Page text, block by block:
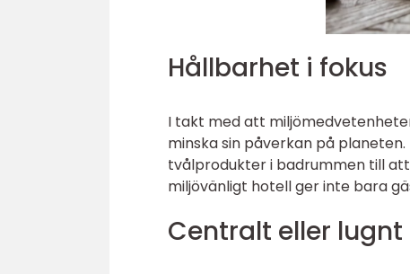
Hållbarhet i fokus
I takt med att
minska sin påverkan på
tvålprodukter i badrummen till
miljövänligt hotell ger inte bara
Centralt eller